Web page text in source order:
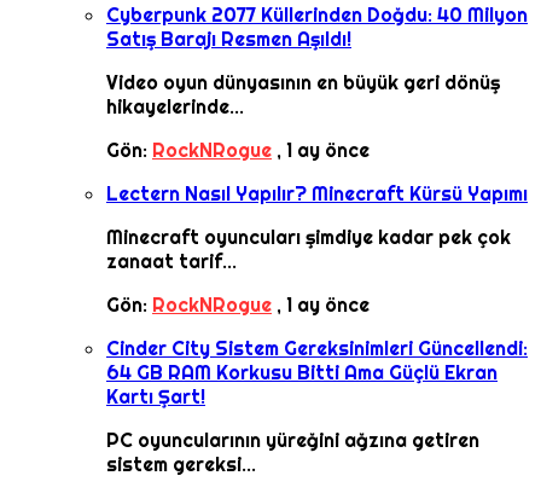
Cyberpunk 2077 Küllerinden Doğdu: 40 Milyon
Satış Barajı Resmen Aşıldı!
Video oyun dünyasının en büyük geri dönüş
hikayelerinde...
Gön: RockNRogue , 1 ay önce
Lectern Nasıl Yapılır? Minecraft Kürsü Yapımı
Minecraft oyuncuları şimdiye kadar pek çok
zanaat tarif...
Gön: RockNRogue , 1 ay önce
Cinder City Sistem Gereksinimleri Güncellendi:
64 GB RAM Korkusu Bitti Ama Güçlü Ekran
Kartı Şart!
PC oyuncularının yüreğini ağzına getiren
sistem gereksi...